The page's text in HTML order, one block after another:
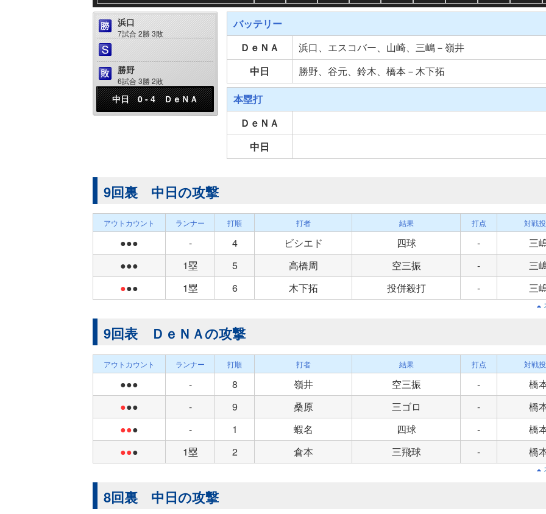
浜口
7試合 2勝 3敗
勝野
6試合 3勝 2敗
中日 0 - 4 ＤｅＮＡ
バッテリー
ＤｅＮＡ
浜口、エスコバー、山崎、三嶋－嶺井
中日
勝野、谷元、鈴木、橋本－木下拓
本塁打
ＤｅＮＡ
中日
9回裏 中日の攻撃
アウトカウント ランナー 打順 打者 結果 打点 対戦
●●● - 4 ビシエド 四球 -
三
●●●
1塁 5 高橋周 空三振 -
三
●●● 1塁 6 木下拓 投併殺打 - 三
9回表 ＤｅＮＡの攻撃
アウトカウント ランナー 打順 打者 結果 打点 対戦
●●● - 8 嶺井 空三振 -
橋
●●● - 9 桑原 三ゴロ -
橋
●●● - 1 蝦名 四球 -
橋
●●● 1塁 2 倉本 三飛球 - 橋
8回裏 中日の攻撃